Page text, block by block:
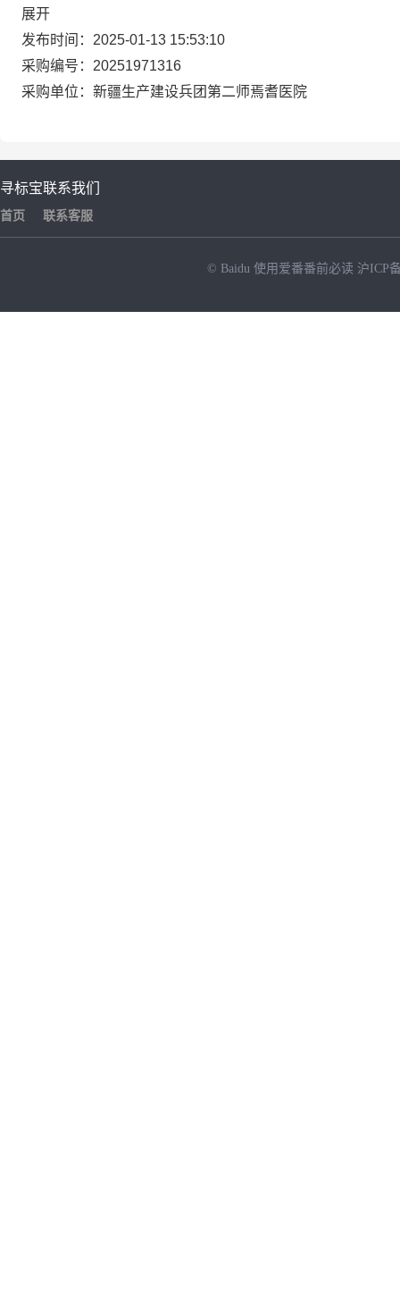
展开
发布时间： 2025-01-13 15:53:10
采购编号： 20251971316
采购单位： 新疆生产建设兵团第二师焉耆医院
寻标宝
首页
联系我们
联系客服
© Baidu 使用爱番番前必读 沪ICP